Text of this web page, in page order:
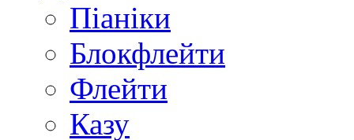
Піаніки
Блокфлейти
Флейти
Казу